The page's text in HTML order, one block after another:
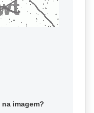
imagem?